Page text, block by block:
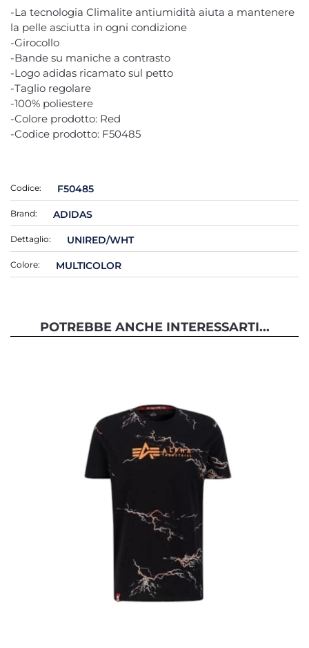
-La tecnologia Climalite antiumidità aiuta a mantenere
la pelle asciutta in ogni condizione
-Girocollo
-Bande su maniche a contrasto
-Logo adidas ricamato sul petto
-Taglio regolare
-100% poliestere
-Colore prodotto: Red
-Codice prodotto: F50485
Codice: F50485
Brand: ADIDAS
Dettaglio: UNIRED/WHT
Colore: MULTICOLOR
POTREBBE ANCHE INTERESSARTI...